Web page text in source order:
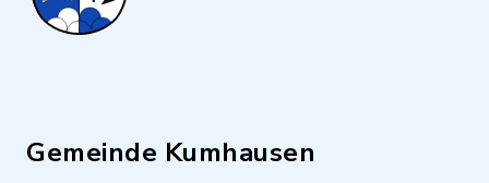
Gemeinde Kumhausen